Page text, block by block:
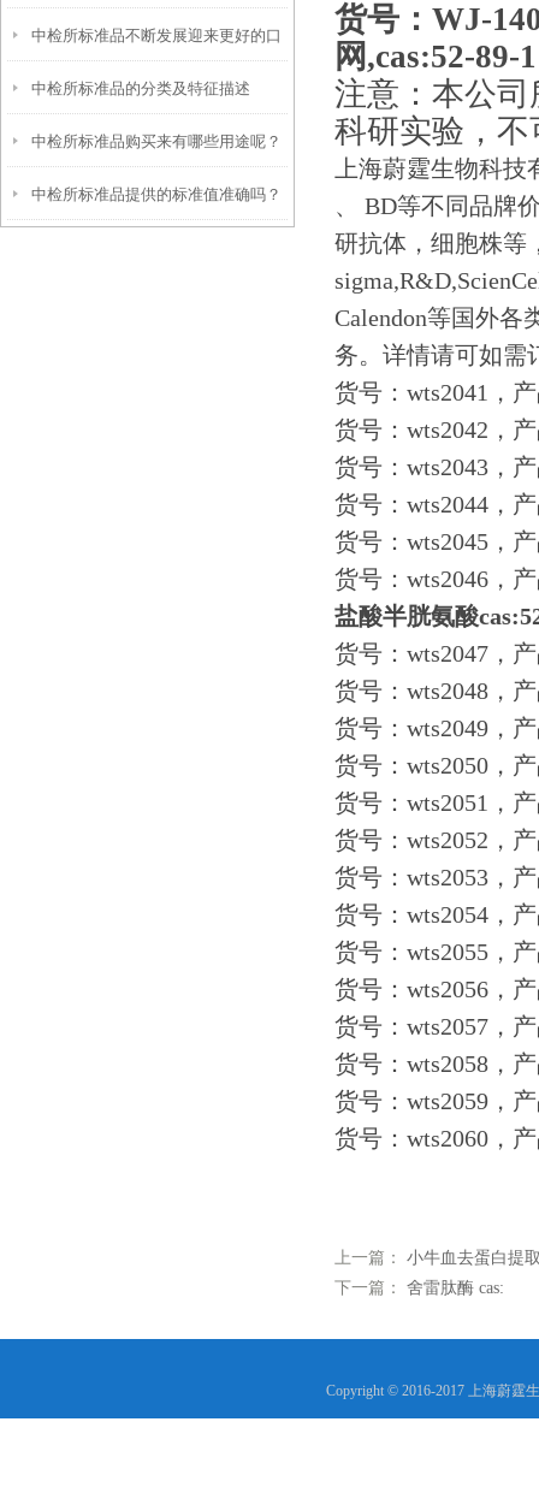
中检所标准品不断发展迎来更好的口
碑
中检所标准品的分类及特征描述
中检所标准品购买来有哪些用途呢？
值得一看
中检所标准品提供的标准值准确吗？
货号：WJ-
网,cas:52-89-
注意：本公
科研实验，
上海蔚霆生物科
、 BD等不同品牌
研抗体，细胞株等
Calendon等国外
务。详情请可如需
货号：wts2041，
货号：wts2042，
货号：wts2043，
货号：wts2044，
货号：wts2045，
货号：wts2046，
盐酸半胱氨酸
货号：wts2047，
货号：wts2048，
货号：wts2049，
货号：wts2050，
货号：wts2051，
货号：wts2052，
货号：wts2053，
货号：wts2054，
货号：wts2055，
货号：wts2056，
货号：wts2057，
货号：wts2058，
货号：wts2059，
货号：wts2060，
上一篇： 小牛血去蛋白提
下一篇： 舍雷肽酶 cas:
Copyright © 2016-2017 上海蔚霆